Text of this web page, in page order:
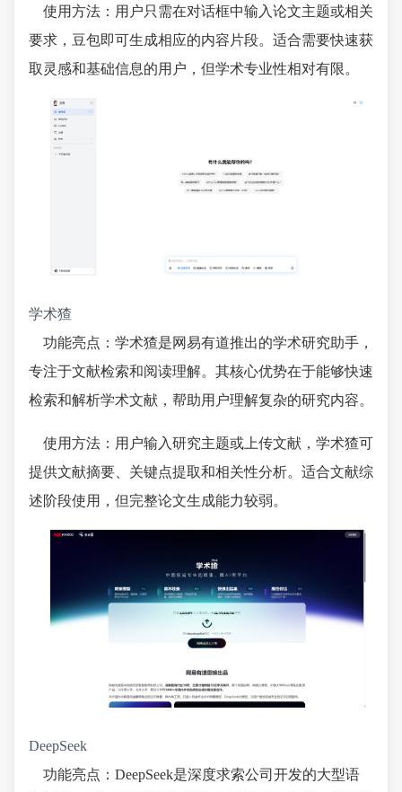
使用方法：用户只需在对话框中输入论文主题或相关
要求，豆包即可生成相应的内容片段。适合需要快速获
取灵感和基础信息的用户，但学术专业性相对有限。
学术猹
功能亮点：学术猹是网易有道推出的学术研究助手，
专注于文献检索和阅读理解。其核心优势在于能够快速
检索和解析学术文献，帮助用户理解复杂的研究内容。
使用方法：用户输入研究主题或上传文献，学术猹可
提供文献摘要、关键点提取和相关性分析。适合文献综
述阶段使用，但完整论文生成能力较弱。
DeepSeek
功能亮点：DeepSeek是深度求索公司开发的大型语